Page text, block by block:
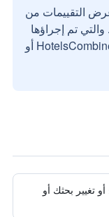
التقييمات من
تم إجراؤها
بواسطة مستخدمين حقيقيين مع HotelsCombined أو
تغيير بحثك أو